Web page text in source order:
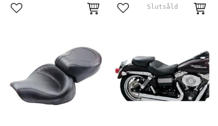
Lägg till i favoriter Lägg till i favoriter